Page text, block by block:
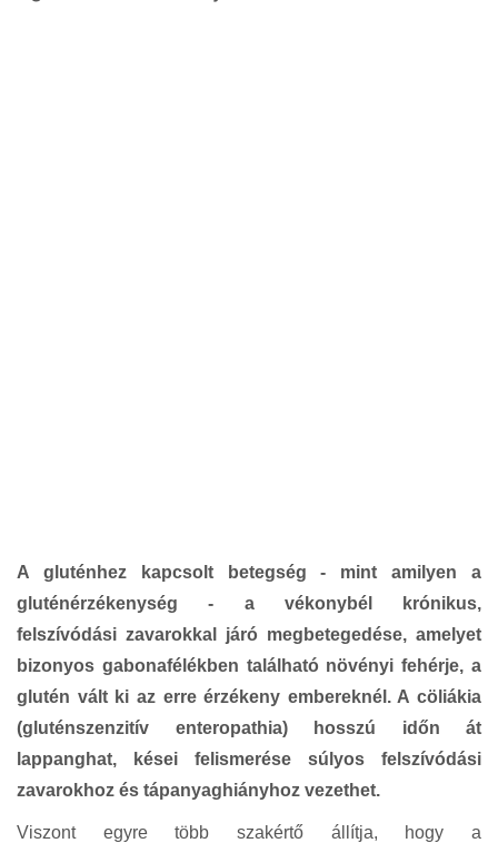
A gluténhez kapcsolt betegség - mint amilyen a
gluténérzékenység - a vékonybél krónikus,
felszívódási zavarokkal járó megbetegedése, amelyet
bizonyos gabonafélékben található növényi fehérje, a
glutén vált ki az erre érzékeny embereknél. A cöliákia
(gluténszenzitív enteropathia) hosszú időn át
lappanghat, kései felismerése súlyos felszívódási
zavarokhoz és tápanyaghiányhoz vezethet.
Viszont egyre több szakértő állítja, hogy a